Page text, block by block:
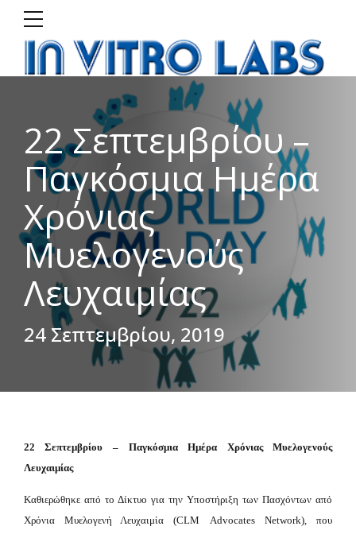
22 Σεπτεμβρίου –
Παγκόσμια Ημέρα
Χρόνιας
Μυελογενούς
Λευχαιμίας
24 Σεπτεμβρίου, 2019
22 Σεπτεμβρίου –
Παγκόσμια Ημέρα Χρόνιας Μυελογενούς
Λευχαιμίας
Καθιερώθηκε από το Δίκτυο για την Υποστήριξη των Πασχόντων από
Χρόνια Μυελογενή Λευχαιμία (CLM Advocates Network), που